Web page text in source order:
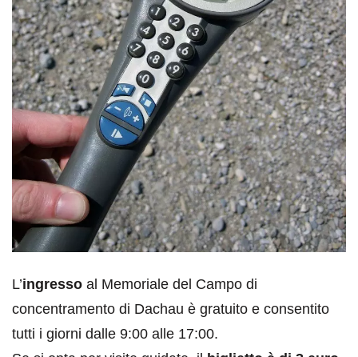
L’ingresso al Memoriale del Campo di
concentramento di Dachau è gratuito e consentito
tutti i giorni dalle 9:00 alle 17:00.